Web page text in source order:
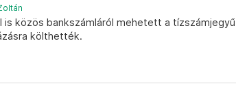
is közös bankszámláról mehetett a
költhették.